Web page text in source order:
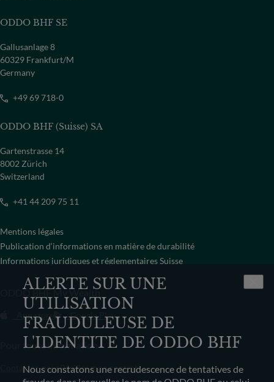
ALERTE SUR UNE
UTILISATION
FRAUDULEUSE DE
L'IDENTITE DE ODDO BHF
Nous constatons une recrudescence de tentatives de
ODDO BHF SE
Gallusanlage 8
60329 Frankfurt/M
Germany
+49 69 718-0
ODDO BHF (Suisse) SA
Gartenstrasse 14
8002 Zürich
Switzerland
+41 44 209 75 11
Mentions légales
Publication d‘informations en matière de durabilité
Informations juridiques et réglementaires Suisse
ODDO BHF My Wealth
App store Google Play
Pour toute information
Contactez-nousRésilier mon contrat